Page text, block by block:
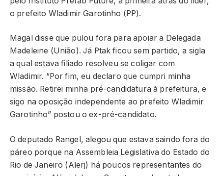
o prefeito Wladimir Garotinho (PP).
Magal disse que pulou fora para apoiar a Delegada
Madeleine (União). Já Ptak ficou sem partido, a sigla
a qual estava filiado resolveu se coligar com
Wladimir. “Por fim, eu declaro que cumpri minha
missão. Retirei minha pré-candidatura à prefeitura, e
sigo na oposição independente ao prefeito Wladimir
Garotinho” postou o ex-pré-candidato.
O deputado Rangel, alegou que estava saindo fora do
páreo porque na Assembleia Legislativa do Estado do
Rio de Janeiro (Alerj) há poucos representantes do